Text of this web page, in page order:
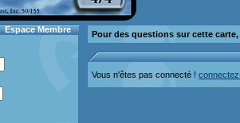
Espace Membre Pour des questions sur cette
Vous n'êtes pas connecté !